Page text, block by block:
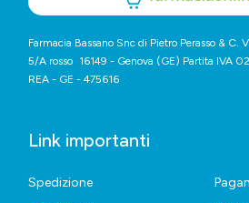
Farmacia Bassano Snc di Pietro Perasso & C.
5/A rosso 16149 - Genova (GE) Partita IVA
REA - GE - 475616
Link importanti
Spedizione